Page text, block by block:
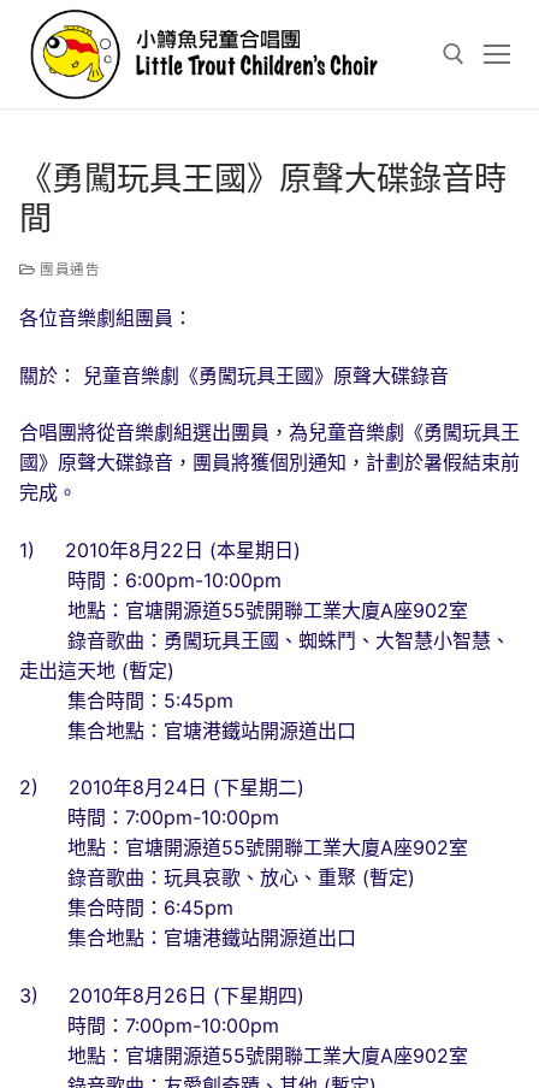
content
《勇闖玩具王國》原聲大碟錄音時
間
團員通告
各位音樂劇組團員：
關於： 兒童音樂劇《勇闖玩具王國》原聲大碟錄音
合唱團將從音樂劇組選出團員，為兒童音樂劇《勇闖玩具王
國》原聲大碟錄音，團員將獲個別通知，計劃於暑假結束前
完成。
1) 2010年8月22日 (本星期日)
時間：6:00pm-10:00pm
地點：官塘開源道55號開聯工業大廈A座902室
錄音歌曲：勇闖玩具王國、蜘蛛鬥、大智慧小智慧、
走出這天地 (暫定)
集合時間：5:45pm
集合地點：官塘港鐵站開源道出口
2) 2010年8月24日 (下星期二)
時間：7:00pm-10:00pm
地點：官塘開源道55號開聯工業大廈A座902室
錄音歌曲：玩具哀歌、放心、重聚 (暫定)
集合時間：6:45pm
集合地點：官塘港鐵站開源道出口
3) 2010年8月26日 (下星期四)
時間：7:00pm-10:00pm
地點：官塘開源道55號開聯工業大廈A座902室